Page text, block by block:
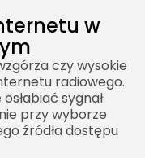
w
czy wysokie
radiowego.
sygnał
przy wyborze
źródła dostępu